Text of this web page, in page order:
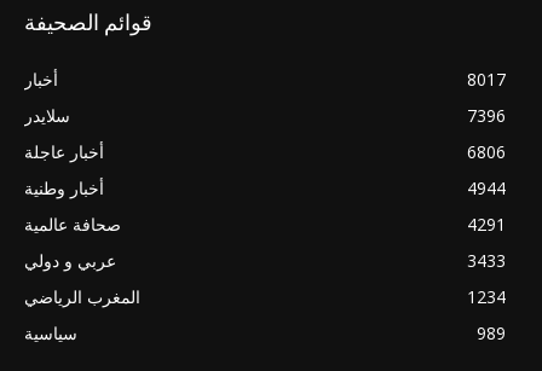
قوائم الصحيفة
أخبار
8017
سلايدر
7396
أخبار عاجلة
6806
أخبار وطنية
4944
صحافة عالمية
4291
عربي و دولي
3433
المغرب الرياضي
1234
سياسية
989